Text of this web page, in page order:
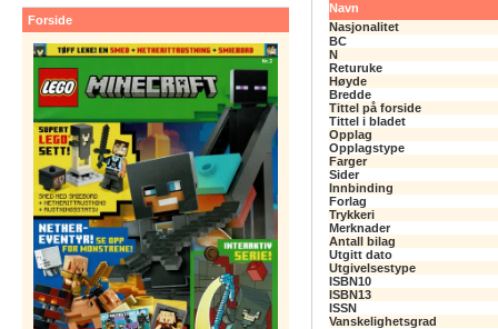
Forside
Navn
Nasjonalitet
BC
N
Returuke
Høyde
Bredde
Tittel på forside
Tittel i bladet
Opplag
Opplagstype
Farger
Sider
Innbinding
Forlag
Trykkeri
Merknader
Antall bilag
Utgitt dato
Utgivelsestype
ISBN10
ISBN13
ISSN
Vanskelighetsgrad